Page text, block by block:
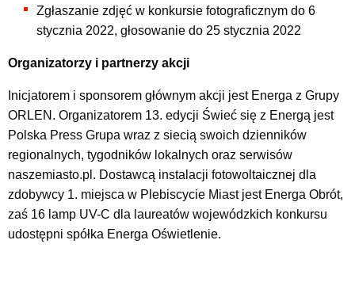
Zgłaszanie zdjęć w konkursie fotograficznym do 6
stycznia 2022, głosowanie do 25 stycznia 2022
Organizatorzy i partnerzy akcji
Inicjatorem i sponsorem głównym akcji jest Energa z Grupy
ORLEN. Organizatorem 13. edycji Świeć się z Energą jest
Polska Press Grupa wraz z siecią swoich dzienników
regionalnych, tygodników lokalnych oraz serwisów
naszemiasto.pl. Dostawcą instalacji fotowoltaicznej dla
zdobywcy 1. miejsca w Plebiscycie Miast jest Energa Obrót,
zaś 16 lamp UV-C dla laureatów wojewódzkich konkursu
udostępni spółka Energa Oświetlenie.